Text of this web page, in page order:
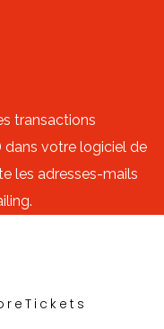
transactions
dans votre logiciel de
les adresses-mails